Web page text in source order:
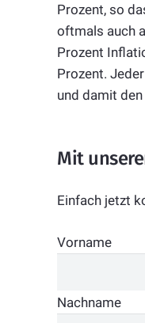
Prozent, so
oftmals auch
Prozent
Prozent.
und damit
Mit
Einfach jetzt
Vorname
Nachname